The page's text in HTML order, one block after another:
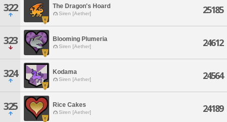
322 The Dragon's Hoard
Siren [Aether] 25185
323 Blooming Plumeria
Siren [Aether] 24612
324 Kodama
Siren [Aether] 24564
325 Rice Cakes
Siren [Aether] 24189